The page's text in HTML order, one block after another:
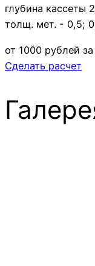
глубина кассеты
толщ. мет. - 0,5;
от 1000 рублей
Сделать расчет